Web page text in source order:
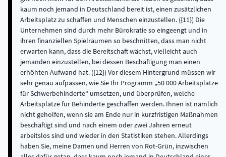
kaum noch jemand in Deutschland bereit ist, einen zusätzlichen
Arbeitsplatz zu schaffen und Menschen einzustellen. ({11}) Die
Unternehmen sind durch mehr Bürokratie so eingeengt und in
ihren finanziellen Spielräumen so beschnitten, dass man nicht
erwarten kann, dass die Bereitschaft wächst, vielleicht auch
jemanden einzustellen, bei dessen Beschäftigung man einen
erhöhten Aufwand hat. ({12}) Vor diesem Hintergrund müssen wir
sehr genau aufpassen, wie Sie Ihr Programm „50 000 Arbeitsplätze
für Schwerbehinderte“ umsetzen, und überprüfen, welche
Arbeitsplätze für Behinderte geschaffen werden. Ihnen ist nämlich
nicht geholfen, wenn sie am Ende nur in kurzfristigen Maßnahmen
beschäftigt sind und nach einem oder zwei Jahren erneut
arbeitslos sind und wieder in den Statistiken stehen. Allerdings
haben Sie, meine Damen und Herren von Rot-Grün, inzwischen